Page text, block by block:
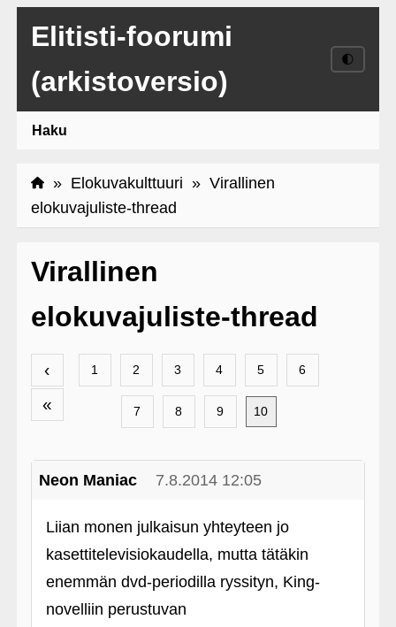
Elitisti-foorumi
(arkistoversio)
🌓
Haku
» Elokuvakulttuuri » Virallinen
elokuvajuliste-thread
Virallinen
elokuvajuliste-thread
‹
«
1 2 3 4 5 6
7 8 9 10
Neon Maniac 7.8.2014 12:05
Liian monen julkaisun yhteyteen jo
kasettitelevisiokaudella, mutta tätäkin
enemmän dvd-periodilla ryssityn, King-
novelliin perustuvan